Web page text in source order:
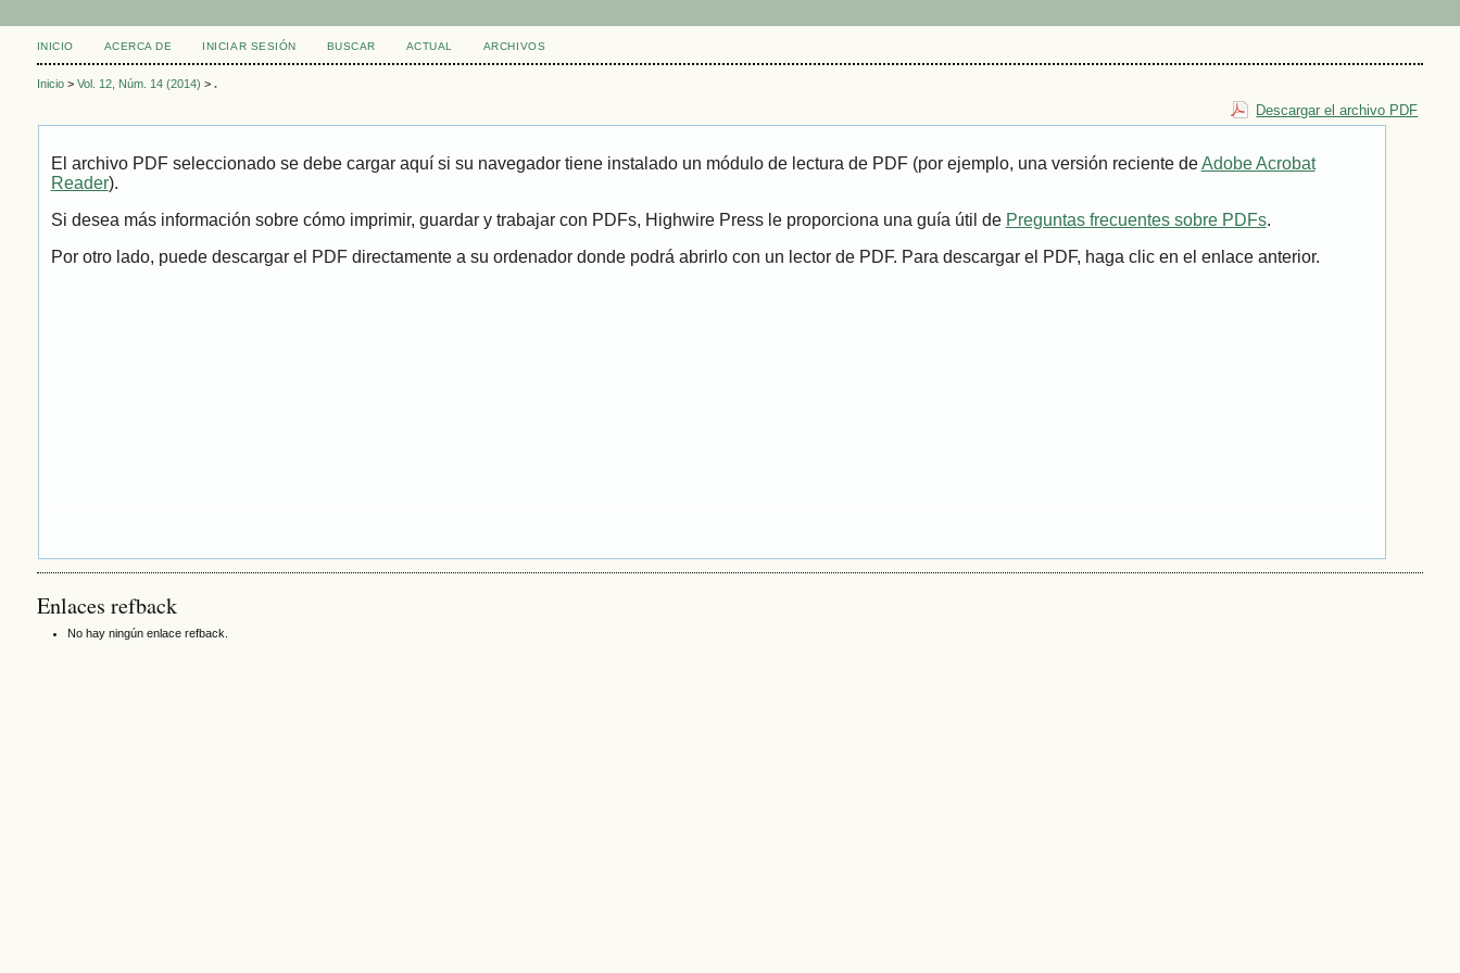
INICIO ACERCA DE INICIAR SESIÓN BUSCAR ACTUAL ARCHIVOS
Inicio> Vol. 12, Núm. 14 (2014) > .
Descargar el archivo PDF
El archivo PDF seleccionado se debe cargar aquí si su navegador tiene instalado un módulo de lectura de PDF (por ejemplo, una versión reciente deAdobe Acrobat
Reader).
Si desea más información sobre cómo imprimir, guardar y trabajar con PDFs, Highwire Press le proporciona una guía útil de Preguntas frecuentes sobre PDFs.
Por otro lado, puede descargar el PDF directamente a su ordenador donde podrá abrirlo con un lector de PDF. Para descargar el PDF, haga clic en el enlace anterior.
Enlaces refback
No hay ningún enlace refback.